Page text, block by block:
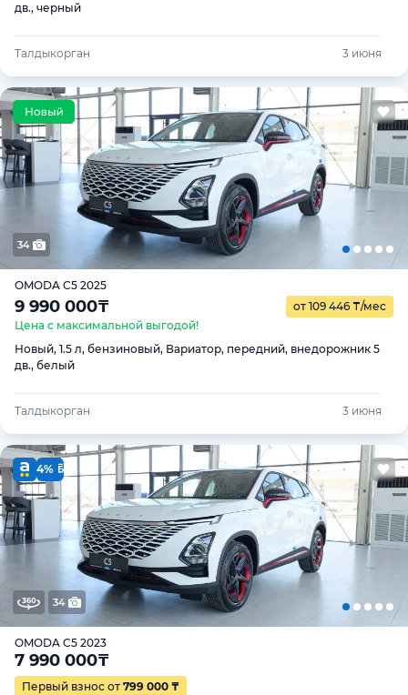
дв., черный
Талдыкорган 3 июня
34
OMODA C5 2025
9 990 000₸ от 109 446 ₸/мес
Цена с максимальной выгодой!
Новый, 1.5 л, бензиновый, Вариатор, передний, внедорожник 5
дв., белый
Талдыкорган 3 июня
4%
34
OMODA C5 2023
7 990 000₸
Первый взнос от 799 000 ₸